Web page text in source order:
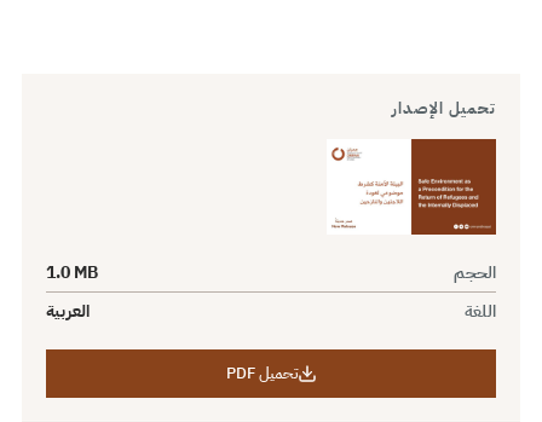
تحميل الإصدار
الحجم
1.0 MB
اللغة
العربية
تحميل PDF